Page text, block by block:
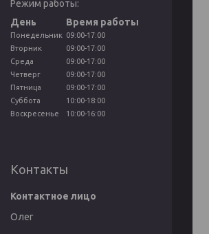
Режим работы:
День
Время работы
Понедельник 09:00-17:00
Вторник
09:00-17:00
Среда
09:00-17:00
Четверг
09:00-17:00
Пятница
09:00-17:00
Суббота
10:00-18:00
Воскресенье
10:00-16:00
Контакты
Олег